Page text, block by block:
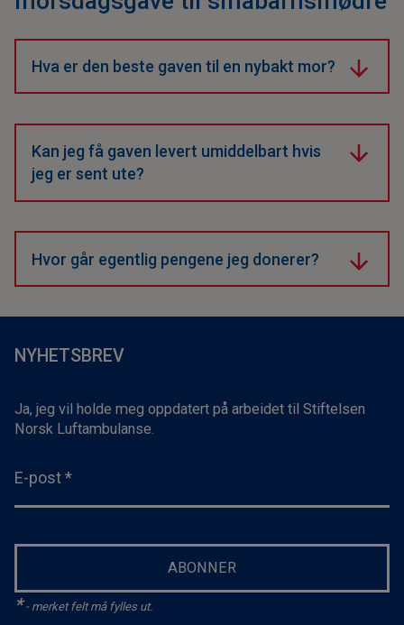
Hva er den beste gaven til en nybakt mor?
Kombiner gjerne en god frokost med en gave med
mening, for eksempel en anledningsgave fra
Stiftelsen Norsk Luftambulanse. Det er en gave som
viser stor omtanke for familiens trygghet.
Kan jeg få gaven levert umiddelbart hvis
jeg er sent ute?
vakkert gavekort tilsendt på e-post umiddelbart. Du
kan velge å printe det ut eller videresende det direkte
til henne på morsdagen.
Hvor går egentlig pengene jeg donerer?
driften av luftambulansetjenesten. Gaven går
ideelle arbeid; forskning, innovasjon av ny teknologi
indirekte bidrar til at flere liv kan reddes.
NYHETSBREV
Ja, jeg vil holde meg oppdatert på arbeidet til Stiftelsen
Norsk Luftambulanse.
E-post *
ABONNER
*- merket felt må fylles ut.